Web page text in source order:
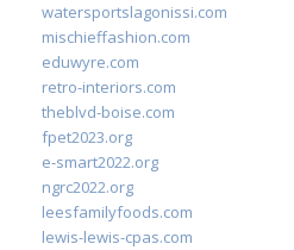
watersportslagonissi.com
mischieffashion.com
eduwyre.com
retro-interiors.com
theblvd-boise.com
fpet2023.org
e-smart2022.org
ngrc2022.org
leesfamilyfoods.com
lewis-lewis-cpas.com